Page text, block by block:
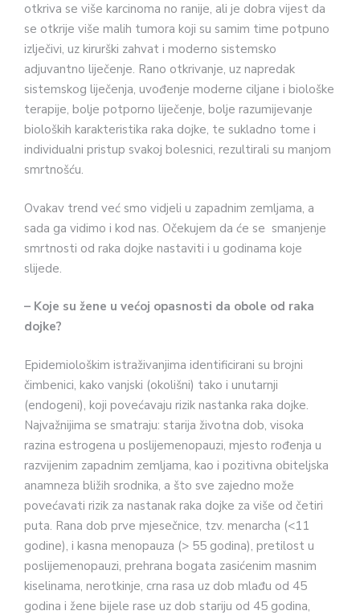
otkriva se više karcinoma no ranije, ali je dobra vijest da
se otkrije više malih tumora koji su samim time potpuno
izlječivi, uz kirurški zahvat i moderno sistemsko
adjuvantno liječenje. Rano otkrivanje, uz napredak
sistemskog liječenja, uvođenje moderne ciljane i biološke
terapije, bolje potporno liječenje, bolje razumijevanje
bioloških karakteristika raka dojke, te sukladno tome i
individualni pristup svakoj bolesnici, rezultirali su manjom
smrtnošću.
Ovakav trend već smo vidjeli u zapadnim zemljama, a
sada ga vidimo i kod nas. Očekujem da će se smanjenje
smrtnosti od raka dojke nastaviti i u godinama koje
slijede.
– Koje su žene u većoj opasnosti da obole od raka
dojke?
Epidemiološkim istraživanjima identificirani su brojni
čimbenici, kako vanjski (okolišni) tako i unutarnji
(endogeni), koji povećavaju rizik nastanka raka dojke.
Najvažnijima se smatraju: starija životna dob, visoka
razina estrogena u poslijemenopauzi, mjesto rođenja u
razvijenim zapadnim zemljama, kao i pozitivna obiteljska
anamneza bližih srodnika, a što sve zajedno može
povećavati rizik za nastanak raka dojke za više od četiri
puta. Rana dob prve mjesečnice, tzv. menarcha (<11
godine), i kasna menopauza (> 55 godina), pretilost u
poslijemenopauzi, prehrana bogata zasićenim masnim
kiselinama, nerotkinje, crna rasa uz dob mlađu od 45
godina i žene bijele rase uz dob stariju od 45 godina,